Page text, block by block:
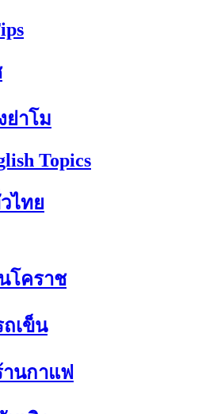
ย่าโม
Topics
ไทย
โคราช
เข็น
นกาแฟ